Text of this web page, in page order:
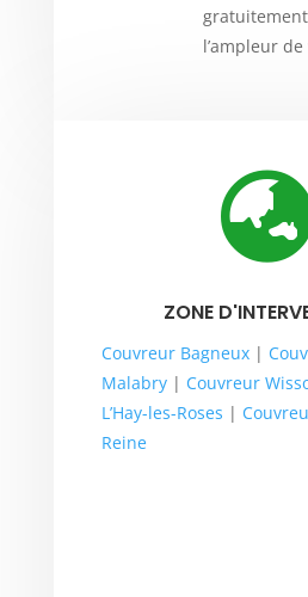
l’ampleur
ZONE
Couvreur Bagneux|
Malabry| Couvreur
L’Hay-les-Roses |
Reine